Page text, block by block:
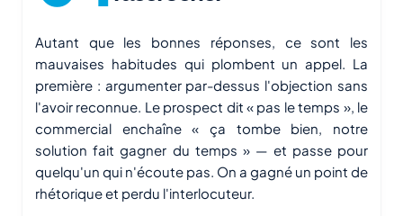
Autant que les bonnes réponses, ce sont les
mauvaises habitudes qui plombent un appel. La
première : argumenter par-dessus l'objection sans
l'avoir reconnue. Le prospect dit « pas le temps », le
commercial enchaîne « ça tombe bien, notre
solution fait gagner du temps » — et passe pour
quelqu'un qui n'écoute pas. On a gagné un point de
rhétorique et perdu l'interlocuteur.